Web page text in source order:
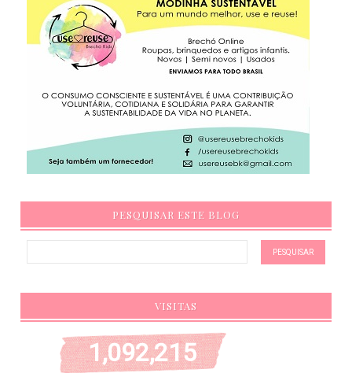
PESQUISAR ESTE BLOG
VISITAS
1,092,215